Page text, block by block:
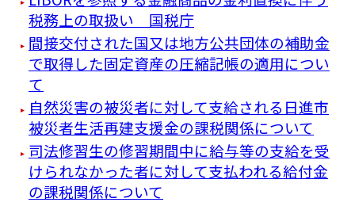
税務上の取扱い 国税庁
間接交付された国又は地方公共団体の補助金
で取得した固定資産の圧縮記帳の適用につい
て
自然災害の被災者に対して支給される日進市
被災者生活再建支援金の課税関係について
司法修習生の修習期間中に給与等の支給を受
けられなかった者に対して支払われる給付金
の課税関係について